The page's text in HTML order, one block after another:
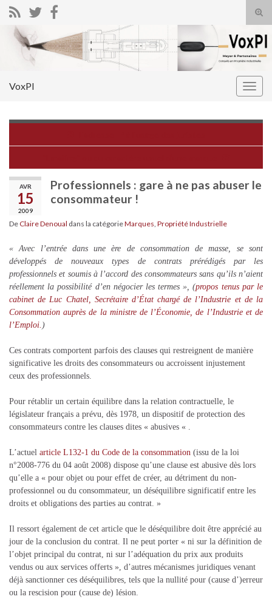
Search for:
VoxPI
AVR
15
2009
Professionnels : gare à ne pas abuser le
consommateur !
De Claire Denoual dans la catégorieMarques Propriété Industrielle
« Avec l’entrée dans une ère de consommation de masse, se sont
développés de nouveaux types de contrats prérédigés par les
professionnels et soumis à l’accord des consommateurs sans qu’ils n’aient
réellement la possibilité d’en négocier les termes », (propos tenus par le
cabinet de Luc Chatel, Secrétaire d’État chargé de l’Industrie et de la
Consommation auprès de la ministre de l’Économie, de l’Industrie et de
l’Emploi. )
Ces contrats comportent parfois des clauses qui restreignent de manière
significative les droits des consommateurs ou accroissent injustement
ceux des professionnels.
Pour rétablir un certain équilibre dans la relation contractuelle, le
législateur français a prévu, dès 1978, un dispositif de protection des
consommateurs contre les clauses dites « abusives « .
L’actuel article L132-1 du Code de la consommation (issu de la loi
n°2008-776 du 04 août 2008) dispose qu’une clause est abusive dès lors
qu’elle a « pour objet ou pour effet de créer, au détriment du non-
professionnel ou du consommateur, un déséquilibre significatif entre les
droits et obligations des parties au contrat. »
Il ressort également de cet article que le déséquilibre doit être apprécié au
jour de la conclusion du contrat. Il ne peut porter « ni sur la définition de
l’objet principal du contrat, ni sur l’adéquation du prix aux produits
vendus ou aux services offerts », d’autres mécanismes juridiques venant
déjà sanctionner ces déséquilibres, tels que la nullité pour (cause d’)erreur
ou la rescision pour (cause de) lésion.